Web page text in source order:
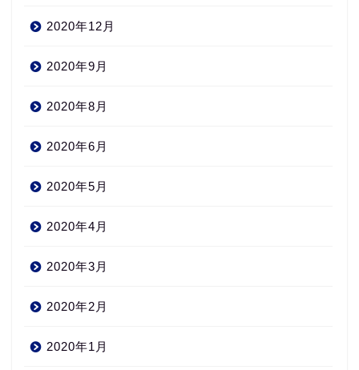
2020年12月
2020年9月
2020年8月
2020年6月
2020年5月
2020年4月
2020年3月
2020年2月
2020年1月